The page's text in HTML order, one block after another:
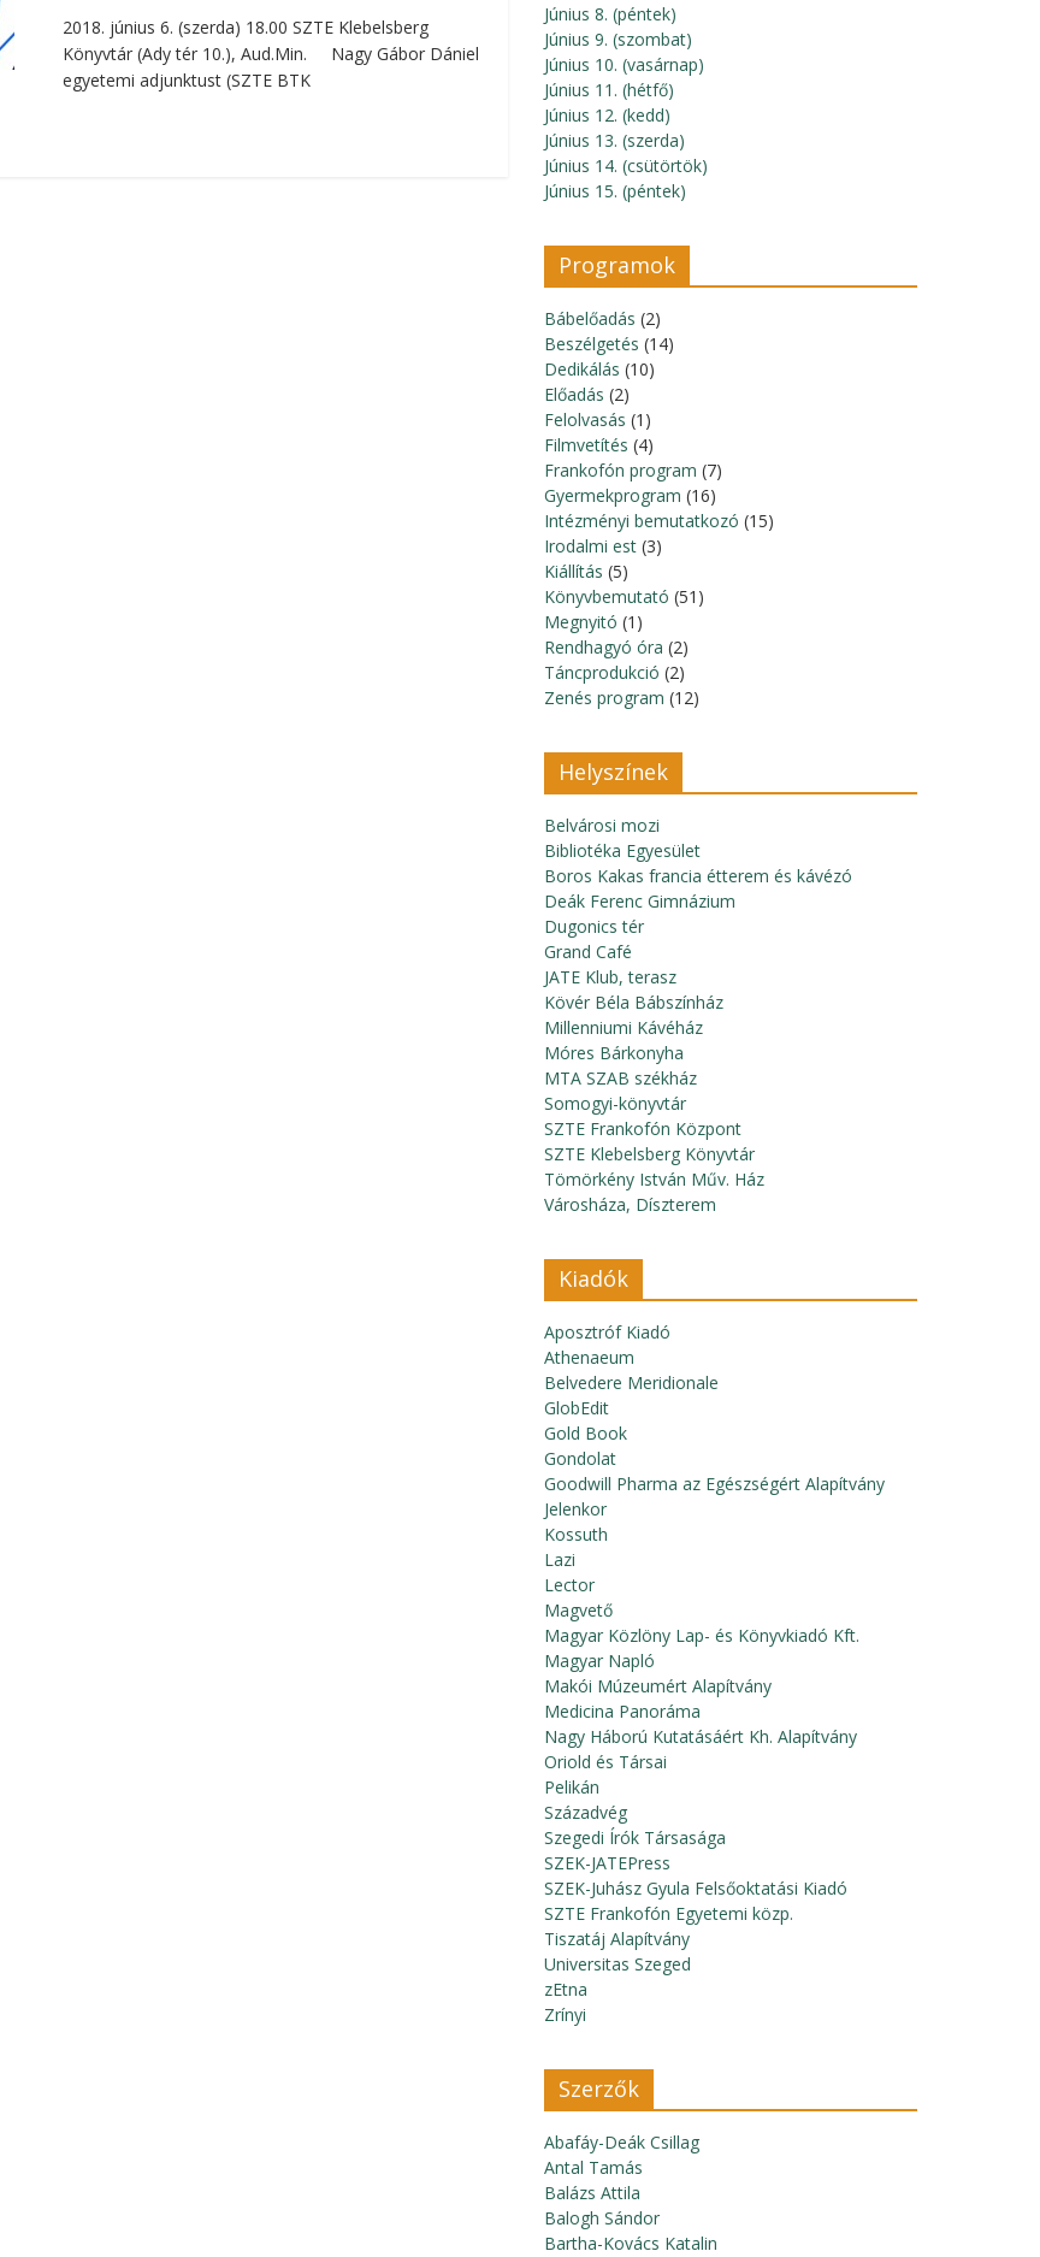
2018. június 6. (szerda) 18.00 SZTE Klebelsberg
Könyvtár (Ady tér 10.), Aud.Min. Nagy Gábor Dániel
egyetemi adjunktust (SZTE BTK
Június 8. (péntek)
Június 9. (szombat)
Június 10. (vasárnap)
Június 11. (hétfő)
Június 12. (kedd)
Június 13. (szerda)
Június 14. (csütörtök)
Június 15. (péntek)
Programok
Bábelőadás (2)
Beszélgetés (14)
Dedikálás (10)
Előadás (2)
Felolvasás (1)
Filmvetítés (4)
Frankofón program (7)
Gyermekprogram (16)
Intézményi bemutatkozó (15)
Irodalmi est (3)
Kiállítás (5)
Könyvbemutató (51)
Megnyitó (1)
Rendhagyó óra (2)
Táncprodukció (2)
Zenés program (12)
Helyszínek
Belvárosi mozi
Bibliotéka Egyesület
Boros Kakas francia étterem és kávézó
Deák Ferenc Gimnázium
Dugonics tér
Grand Café
JATE Klub, terasz
Kövér Béla Bábszínház
Millenniumi Kávéház
Móres Bárkonyha
MTA SZAB székház
Somogyi-könyvtár
SZTE Frankofón Központ
SZTE Klebelsberg Könyvtár
Tömörkény István Műv. Ház
Városháza, Díszterem
Kiadók
Aposztróf Kiadó
Athenaeum
Belvedere Meridionale
GlobEdit
Gold Book
Gondolat
Goodwill Pharma az Egészségért Alapítvány
Jelenkor
Kossuth
Lazi
Lector
Magvető
Magyar Közlöny Lap- és Könyvkiadó Kft.
Magyar Napló
Makói Múzeumért Alapítvány
Medicina Panoráma
Nagy Háború Kutatásáért Kh. Alapítvány
Oriold és Társai
Pelikán
Századvég
Szegedi Írók Társasága
SZEK-JATEPress
SZEK-Juhász Gyula Felsőoktatási Kiadó
SZTE Frankofón Egyetemi közp.
Tiszatáj Alapítvány
Universitas Szeged
zEtna
Zrínyi
Szerzők
Abafáy-Deák Csillag
Antal Tamás
Balázs Attila
Balogh Sándor
Bartha-Kovács Katalin